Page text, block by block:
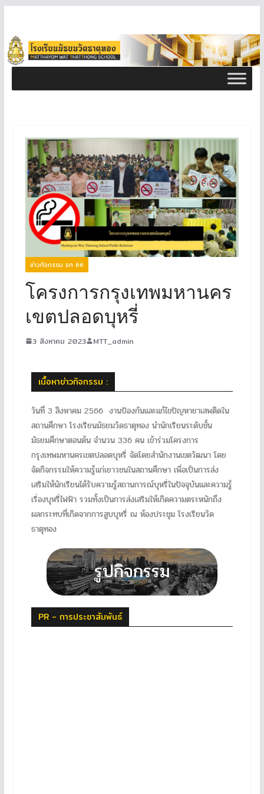
ข่าวกิจกรรม ธท 66
โครงการกรุงเทพมหานคร
เขตปลอดบุหรี่
3 สิงหาคม 2023 MTT_admin
เนื้อหาข่าวกิจกรรม :
วันที่ 3 สิงหาคม 2566 งานป้องกันและแก้ไขปัญหายาเสพติดใน
สถานศึกษา โรงเรียนมัธยมวัดธาตุทอง นำนักเรียนระดับชั้น
มัธยมศึกษาตอนต้น จำนวน 336 คน เข้าร่วมโครงการ
กรุงเทพมหานครเขตปลอดบุหรี่ จัดโดยสำนักงานเขตวัฒนา โดย
จัดกิจกรรมให้ความรู้แก่เยาวชนในสถานศึกษา เพื่อเป็นการส่ง
เสริมให้นักเรียนได้รับความรู้สถานการณ์บุหรี่ในปัจจุบันและความรู้
เรื่องบุหรี่ไฟฟ้า รวมทั้งเป็นการส่งเสริมให้เกิดความตระหนักถึง
ผลกระทบที่เกิดจากการสูบบุหรี่ ณ ห้องประชุม โรงเรียนวัด
ธาตุทอง
PR - การประชาสัมพันธ์